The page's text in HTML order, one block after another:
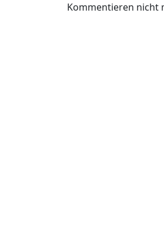
Kommentieren nicht